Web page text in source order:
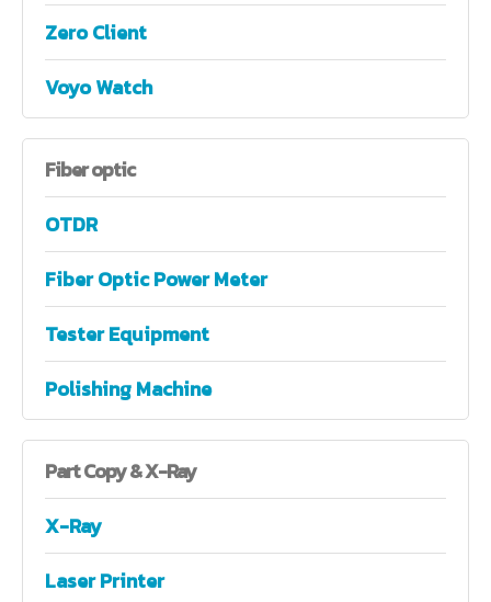
Zero Client
Voyo Watch
Fiberoptic
OTDR
Fiber Optic Power Meter
Tester Equipment
Polishing Machine
PartCopy & X-Ray
X-Ray
Laser Printer